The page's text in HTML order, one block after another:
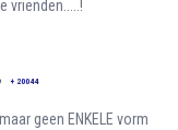
vrienden.....!
+ 20044
geen ENKELE vorm